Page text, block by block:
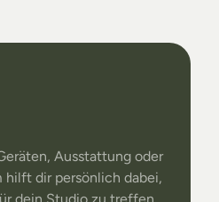
Ausstattung oder
hilft dir persönlich dabei,